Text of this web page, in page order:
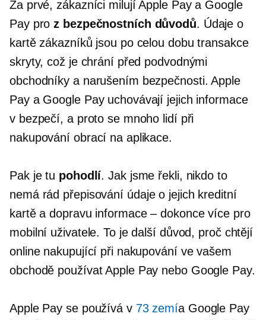
Za prvé, zákazníci milují Apple Pay a Google
Pay proz bezpečnostních důvodů. Údaje o
kartě zákazníků jsou po celou dobu transakce
skryty, což je chrání před podvodnými
obchodníky a narušením bezpečnosti. Apple
Pay a Google Pay uchovávají jejich informace
v bezpečí, a proto se mnoho lidí při
nakupování obrací na aplikace.
Pak je tu pohodlí. Jak jsme řekli, nikdo to
nemá rád přepisování údaje o jejich kreditní
kartě a dopravu informace – dokoncevíce pro
mobilní uživatele. To je další důvod, proč chtějí
online nakupující při nakupování ve vašem
obchodě používat Apple Pay nebo Google Pay.
Apple Pay se používá v 73 zemía Google Pay